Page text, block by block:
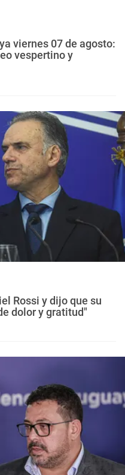
viernes 07 de agosto:
vespertino y
Rossi y dijo que su
dolor y gratitud"